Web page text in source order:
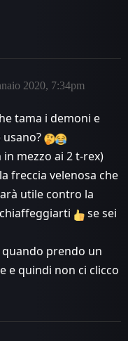
2020, 7:34pm
tama i demoni e
mezzo ai 2 t-rex)
freccia velenosa che
utile contro la
se sei
prendo un
e quindi non ci clicco